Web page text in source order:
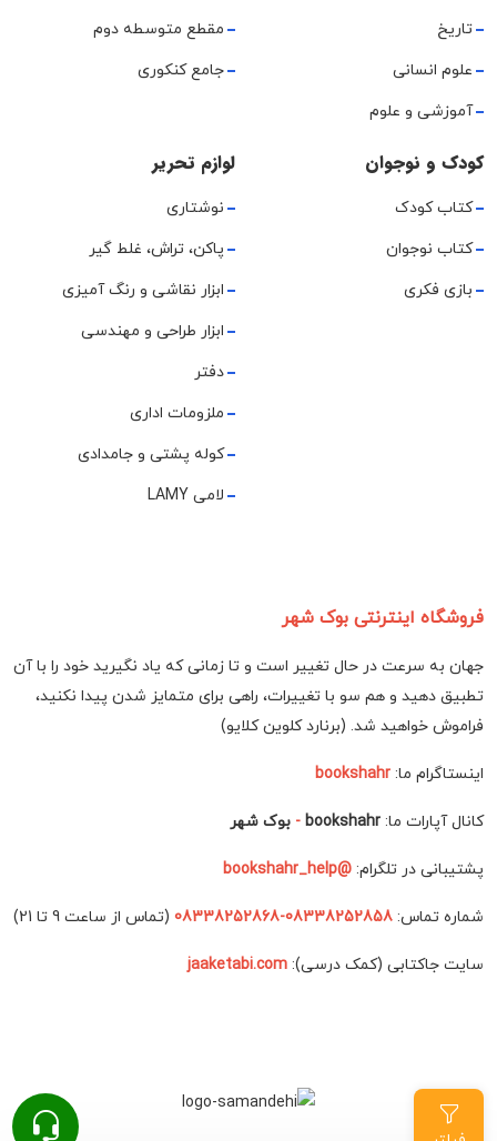
تاریخ
علوم انسانی
آموزشی و علوم
مقطع متوسطه دوم
جامع کنکوری
کودک و نوجوان
کتاب کودک
کتاب نوجوان
بازی فکری
لوازم تحریر
نوشتاری
پاکن، تراش، غلط گیر
ابزار نقاشی و رنگ آمیزی
ابزار طراحی و مهندسی
دفتر
ملزومات اداری
کوله پشتی و جامدادی
لامی LAMY
فروشگاه اینترنتی بوک شهر
جهان به سرعت در حال تغییر است و تا زمانی که یاد نگیرید خود را با آن
تطبیق دهید و هم سو با تغییرات، راهی برای متمایز شدن پیدا نکنید،
فراموش خواهید شد. (برنارد کلوین کلایو)
اینستاگرام ما: bookshahr
کانال آپارات ما: bookshahr
- بوک شهر
پشتیبانی در تلگرام: @bookshahr_help
شماره تماس: 08338252858-08338252868 (تماس از ساعت 9 تا 21)
سایت جاکتابی (کمک درسی): jaaketabi.com